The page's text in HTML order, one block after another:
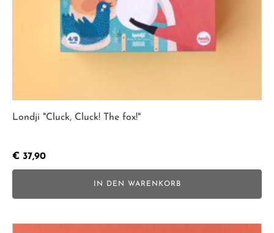
Londji "Cluck, Cluck! The fox!"
€ 37,90
IN DEN WARENKORB